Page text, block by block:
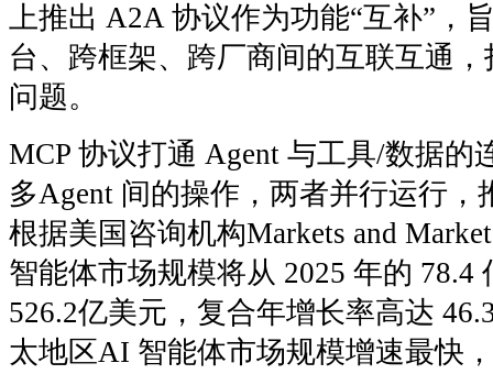
上推出 A2A 协议作为功能“互补”，
台、跨框架、跨厂商间的互联互通
问题。
MCP 协议打通 Agent 与工具/数据的
多Agent 间的操作，两者并行运行，
根据美国咨询机构Markets and
智能体市场规模将从 2025 年的 78.4
526.2亿美元，复合年增长率高达
太地区AI 智能体市场规模增速最快